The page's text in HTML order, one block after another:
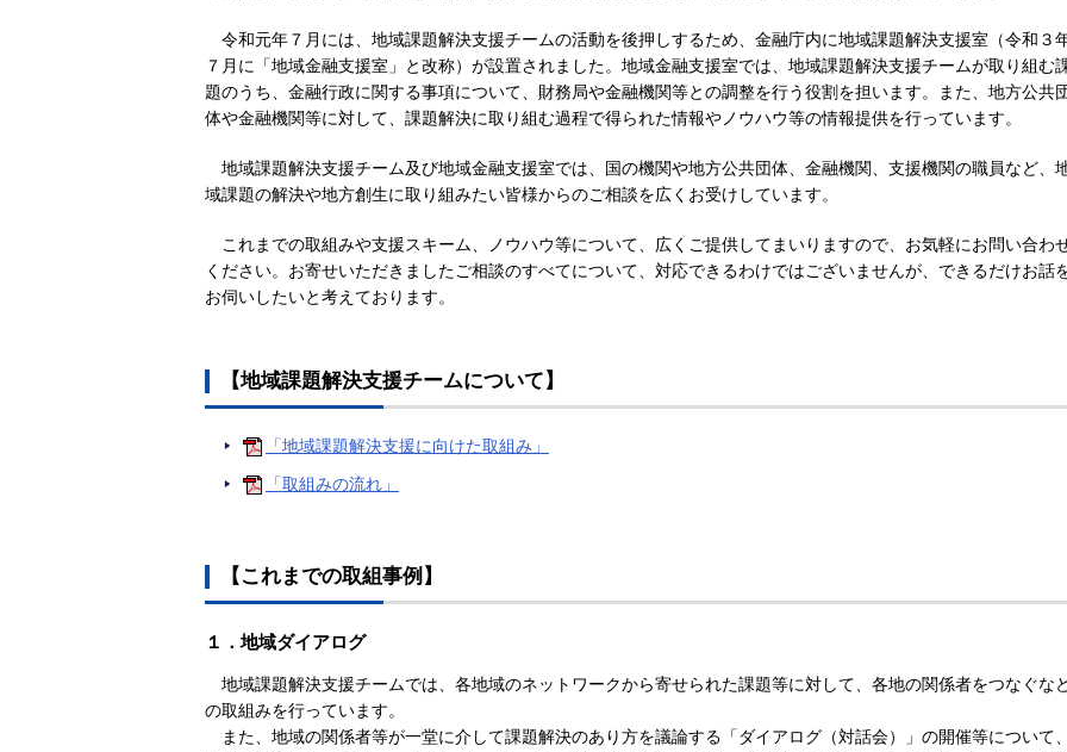
令和元年７月には、地域課題解決支援チームの活動を後押しするため、金融庁内に地域課題解決支援室（令和３
７月に「地域金融支援室」と改称）が設置されました。地域金融支援室では、地域課題解決支援チームが取り組む
題のうち、金融行政に関する事項について、財務局や金融機関等との調整を行う役割を担います。また、地方公共
体や金融機関等に対して、課題解決に取り組む過程で得られた情報やノウハウ等の情報提供を行っています。
地域課題解決支援チーム及び地域金融支援室では、国の機関や地方公共団体、金融機関、支援機関の職員など、
域課題の解決や地方創生に取り組みたい皆様からのご相談を広くお受けしています。
これまでの取組みや支援スキーム、ノウハウ等について、広くご提供してまいりますので、お気軽にお問い合わ
ください。お寄せいただきましたご相談のすべてについて、対応できるわけではございませんが、できるだけお話
お伺いしたいと考えております。
【地域課題解決支援チームについて】
「地域課題解決支援に向けた取組み」
「取組みの流れ」
【これまでの取組事例】
１．地域ダイアログ
地域課題解決支援チームでは、各地域のネットワークから寄せられた課題等に対して、各地の関係者をつなぐな
の取組みを行っています。
また、地域の関係者等が一堂に介して課題解決のあり方を議論する「ダイアログ（対話会）」の開催等について、